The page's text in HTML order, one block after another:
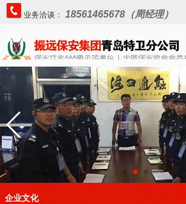
业务洽谈： 18561465678（周经理）
企业文化